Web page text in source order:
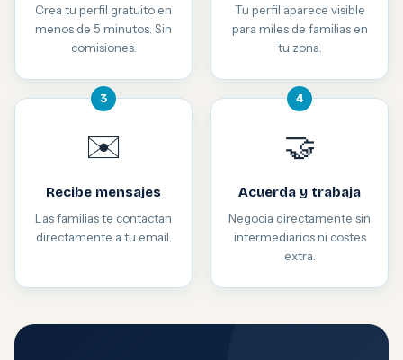
Crea tu perfil gratuito en
menos de 5 minutos. Sin
comisiones.
Tu perfil aparece visible
para miles de familias en
tu zona.
3
✉️
Recibe mensajes
Las familias te contactan
directamente a tu email.
4
🤝
Acuerda y trabaja
Negocia directamente sin
intermediarios ni costes
extra.